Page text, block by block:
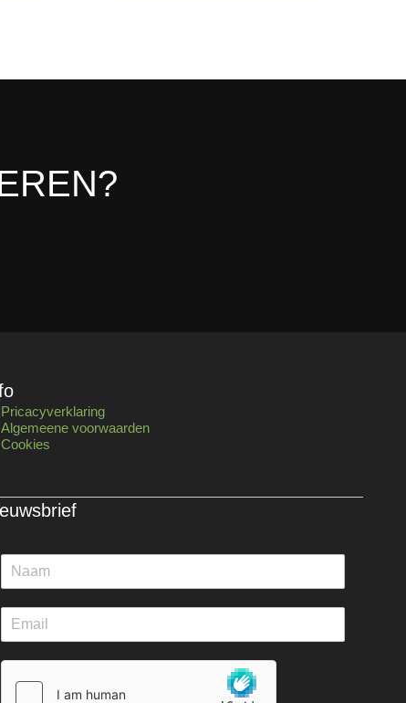
Pricacyverklaring
Algemeene voorwaarden
Cookies